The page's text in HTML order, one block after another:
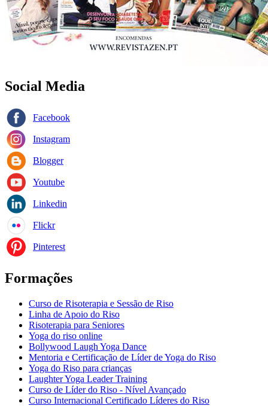
Social Media
Facebook
Instagram
Blogger
Youtube
Linkedin
Flickr
Pinterest
Formações
Curso de Risoterapia e Sessão de Riso
Linha de Apoio do Riso
Risoterapia para Seniores
Yoga do riso online
Bollywood Laugh Yoga Dance
Mentoria e Certificação de Líder de Yoga do Riso
Yoga do Riso para crianças
Laughter Yoga Leader Training
Curso de Líder do Riso - Nível Avançado
Curso Internacional Certificado Líderes do Riso